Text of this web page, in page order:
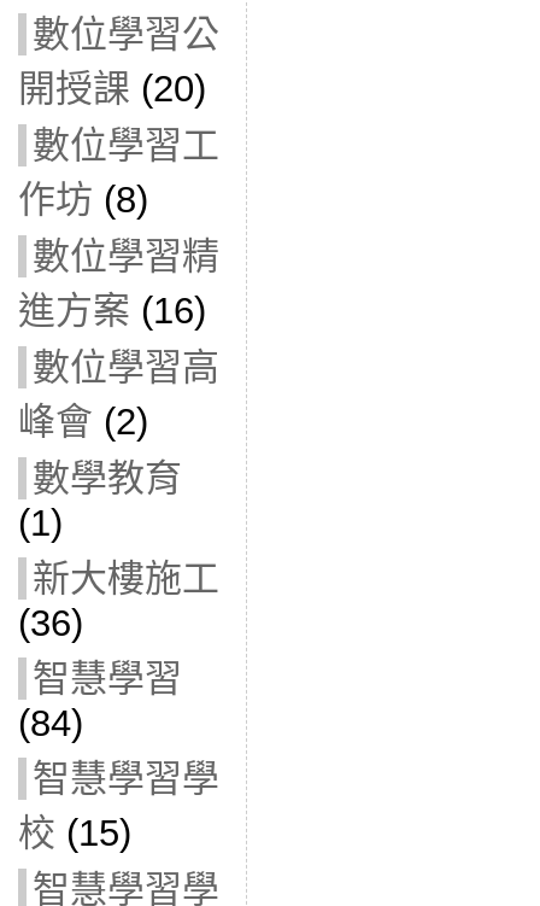
數位學習公
開授課 (20)
數位學習工
作坊 (8)
數位學習精
進方案 (16)
數位學習高
峰會 (2)
數學教育
(1)
新大樓施工
(36)
智慧學習
(84)
智慧學習學
校 (15)
智慧學習學